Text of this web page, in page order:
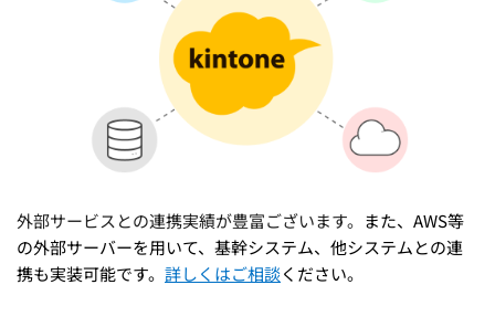
外部サービスとの連携実績が豊富ございます。 また、AWS等
の外部サーバーを用いて、基幹システム、他システムとの連
携も実装可能です。 詳しくはご相談ください。